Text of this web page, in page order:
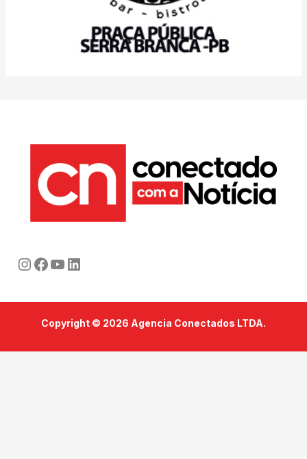
Instagram
Facebook
Youtube
LinkedIn
Copyright © 2026 Agencia Conectados LTDA.